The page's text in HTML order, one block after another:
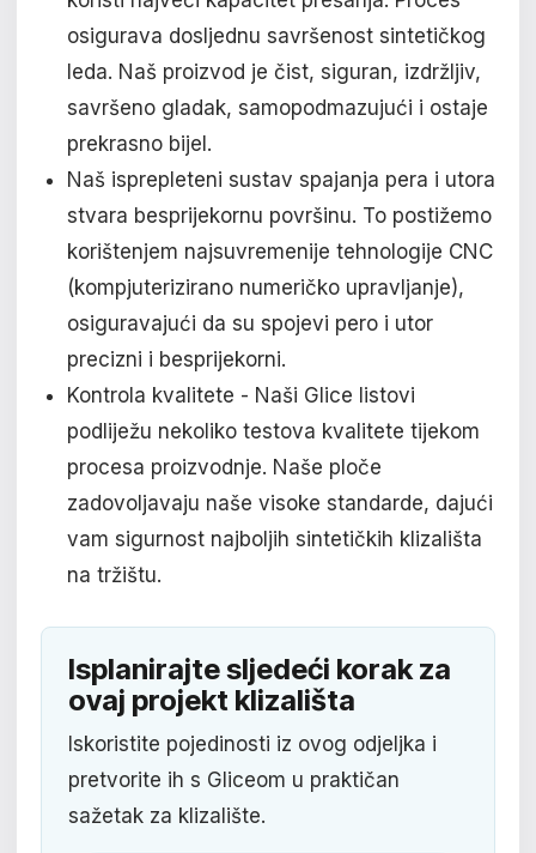
osigurava dosljednu savršenost sintetičkog
leda. Naš proizvod je čist, siguran, izdržljiv,
savršeno gladak, samopodmazujući i ostaje
prekrasno bijel.
Naš isprepleteni sustav spajanja pera i utora
stvara besprijekornu površinu. To postižemo
korištenjem najsuvremenije tehnologije CNC
(kompjuterizirano numeričko upravljanje),
osiguravajući da su spojevi pero i utor
precizni i besprijekorni.
Kontrola kvalitete - Naši Glice listovi
podliježu nekoliko testova kvalitete tijekom
procesa proizvodnje. Naše ploče
zadovoljavaju naše visoke standarde, dajući
vam sigurnost najboljih sintetičkih klizališta
na tržištu.
Isplanirajte sljedeći korak za
ovaj projekt klizališta
Iskoristite pojedinosti iz ovog odjeljka i
pretvorite ih s Gliceom u praktičan
sažetak za klizalište.